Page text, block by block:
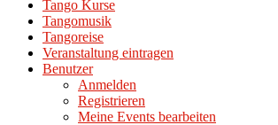
Tango Kurse
Tangomusik
Tangoreise
Veranstaltung eintragen
Benutzer
Anmelden
Registrieren
Meine Events bearbeiten